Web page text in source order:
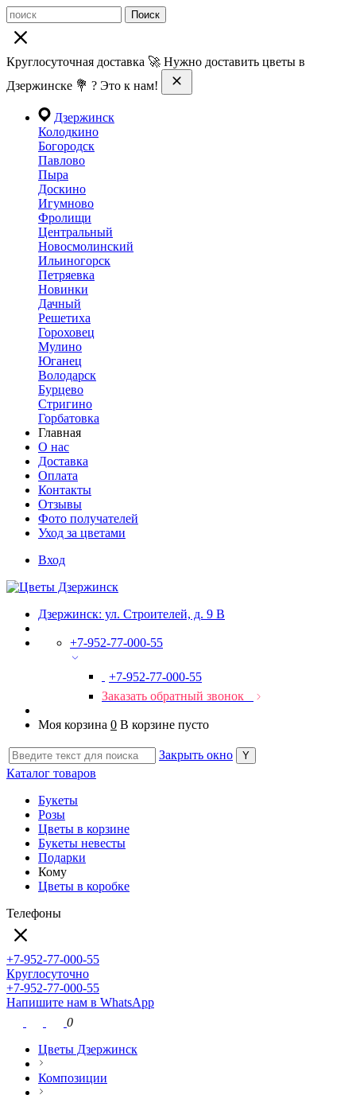
Поиск
Круглосуточная доставка 🚀 Нужно доставить цветы в
Дзержинске 💐 ? Это к нам!
Дзержинск
Колодкино
Богородск
Павлово
Пыра
Доскино
Игумново
Фролищи
Центральный
Новосмолинский
Ильиногорск
Петряевка
Новинки
Дачный
Решетиха
Гороховец
Мулино
Юганец
Володарск
Бурцево
Стригино
Горбатовка
Главная
О нас
Доставка
Оплата
Контакты
Отзывы
Фото получателей
Уход за цветами
Вход
Дзержинск: ул. Строителей, д. 9 В
+7-952-77-000-55
+7-952-77-000-55
Заказать обратный звонок
Моя корзина 0 В корзине пусто
Закрыть окно
Каталог товаров
Букеты
Розы
Цветы в корзине
Букеты невесты
Подарки
Кому
Цветы в коробке
Телефоны
+7-952-77-000-55
Круглосуточно
+7-952-77-000-55
Напишите нам в WhatsApp
0
Цветы Дзержинск
Композиции